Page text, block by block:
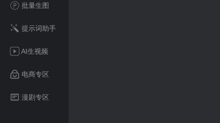
批量生图
提示词助手
AI生视频
电商专区
漫剧专区